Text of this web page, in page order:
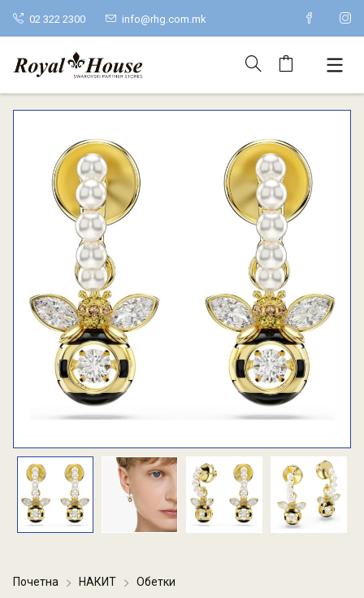
02 322 2300 info@rhg.com.mk
Почетна НАКИТ Обетки